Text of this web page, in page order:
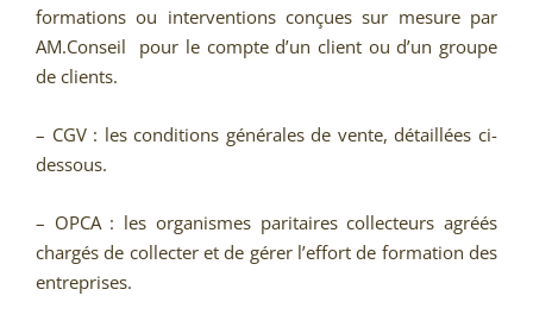
formations ou interventions conçues sur mesure par
AM.Conseil pour le compte d’un client ou d’un groupe
de clients.
– CGV : les conditions générales de vente, détaillées ci-
dessous.
– OPCA : les organismes paritaires collecteurs agréés
chargés de collecter et de gérer l’effort de formation des
entreprises.